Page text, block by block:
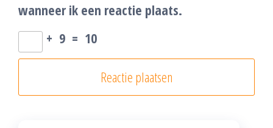
wanneer ik een reactie plaats.
+ 9 = 10